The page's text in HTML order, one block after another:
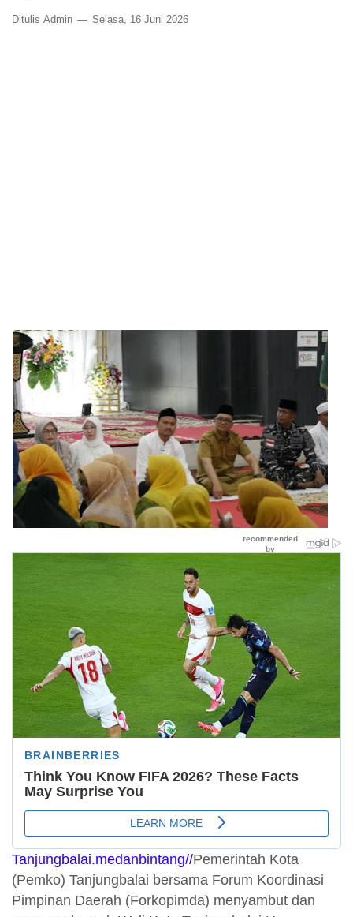
Ditulis Admin Selasa, 16 Juni 2026
Tanjungbalai.medanbintang//Pemerintah Kota
(Pemko) Tanjungbalai bersama Forum Koordinasi
Pimpinan Daerah (Forkopimda) menyambut dan